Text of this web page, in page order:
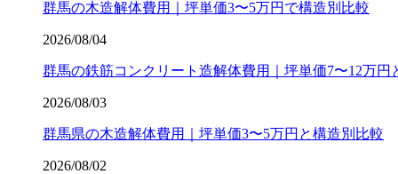
群馬の木造解体費用｜坪単価3〜5万円で構造別比較
2026/08/04
群馬の鉄筋コンクリート造解体費用｜坪単価7〜12万円
2026/08/03
群馬県の木造解体費用｜坪単価3〜5万円と構造別比較
2026/08/02